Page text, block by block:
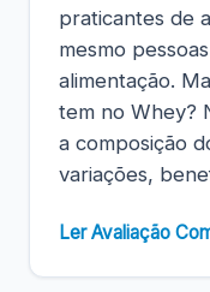
praticantes de
mesmo
alimentação.
tem no Whey?
a composição
variações,
Ler Avaliação